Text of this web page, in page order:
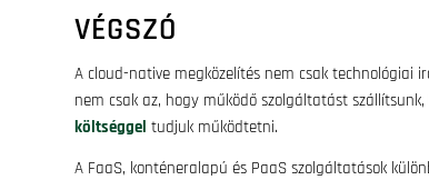
VÉGSZÓ
A cloud-native megközelítés nem csak technológiai
nem csak az, hogy működő szolgáltatást
költséggel tudjuk működtetni.
A FaaS, konténeralapú és PaaS szolgáltatások